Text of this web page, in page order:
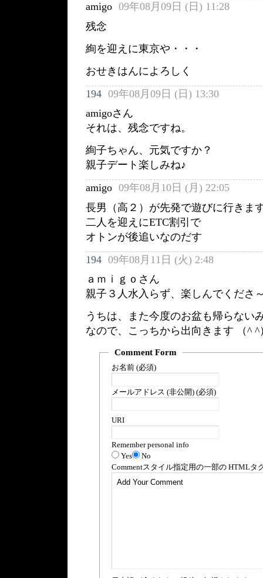
amigo 09年08月09日 (日) 11:28
残念
絢を迎えに東京や・・・
おせきはんによろしく
194 09年08月09日 (日) 13:30
amigoさん
それは、残念ですね。
絢子ちゃん、元気ですか？
親子デート楽しみね♪
amigo 09年08月10日 (月) 22:05
長男（高２）が先発で遊びに行きま
二人を迎えにETC割引で
オトンが後追いなのだす
194 09年08月11日 (火) 2:48
ａｍｉｇｏさん
親子３人水入らず、楽しんでくださ
うちは、また今度のお盆も帰らない
なので、こっちから出向きます （^ ^
Comment Form
お名前 (必須)
メールアドレス (非公開) (必須)
URI
Remember personal info
Yes
No
Commentスタイル指定用の一部の HTMLタ